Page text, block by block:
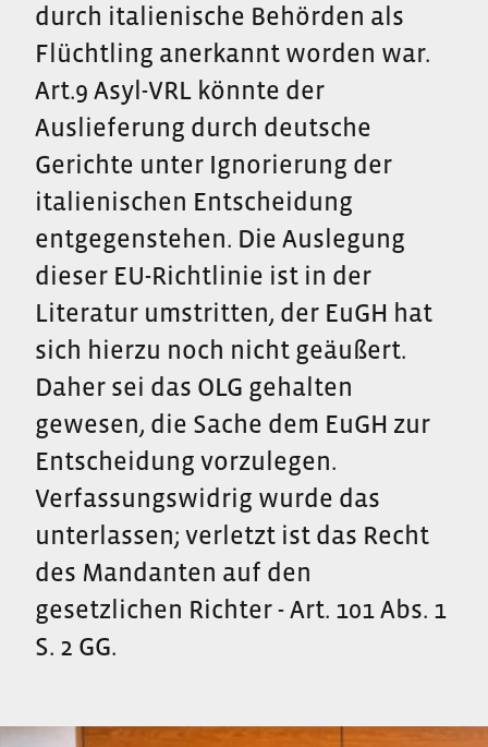
durch italienische Behörden als
Flüchtling anerkannt worden war.
Art.9 Asyl-VRL könnte der
Auslieferung durch deutsche
Gerichte unter Ignorierung der
italienischen Entscheidung
entgegenstehen. Die Auslegung
dieser EU-Richtlinie ist in der
Literatur umstritten, der EuGH hat
sich hierzu noch nicht geäußert.
Daher sei das OLG gehalten
gewesen, die Sache dem EuGH zur
Entscheidung vorzulegen.
Verfassungswidrig wurde das
unterlassen; verletzt ist das Recht
des Mandanten auf den
gesetzlichen Richter - Art. 101 Abs. 1
S. 2 GG.